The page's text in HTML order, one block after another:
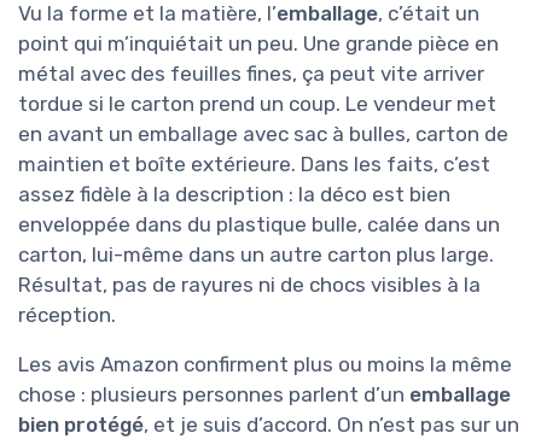
Vu la forme et la matière, l’emballage, c’était un
point qui m’inquiétait un peu. Une grande pièce en
métal avec des feuilles fines, ça peut vite arriver
tordue si le carton prend un coup. Le vendeur met
en avant un emballage avec sac à bulles, carton de
maintien et boîte extérieure. Dans les faits, c’est
assez fidèle à la description : la déco est bien
enveloppée dans du plastique bulle, calée dans un
carton, lui-même dans un autre carton plus large.
Résultat, pas de rayures ni de chocs visibles à la
réception.
Les avis Amazon confirment plus ou moins la même
chose : plusieurs personnes parlent d’un emballage
bien protégé, et je suis d’accord. On n’est pas sur un